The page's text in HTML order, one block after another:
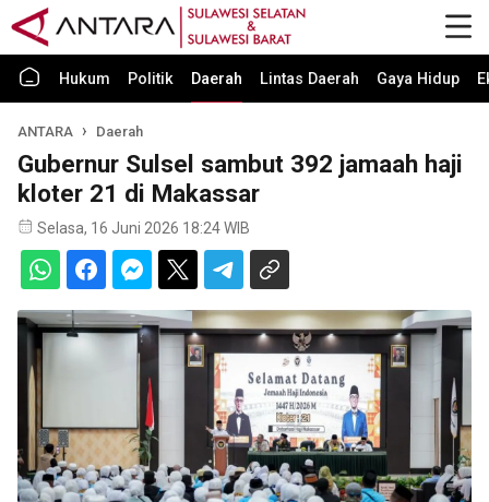
Hukum Politik Daerah Lintas Daerah Gaya Hidup
ANTARA Daerah
Gubernur Sulsel sambut 392 jamaah haji
kloter 21 di Makassar
Selasa, 16 Juni 2026 18:24 WIB